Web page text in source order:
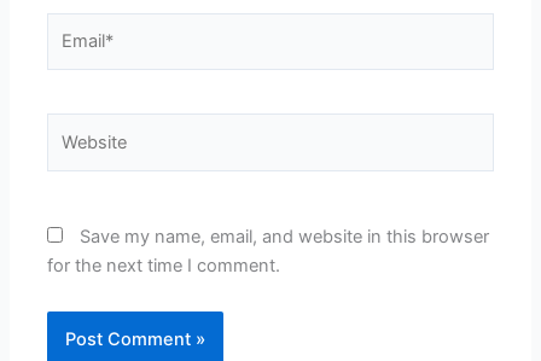
Save my name, email, and website in this browser
for the next time I comment.